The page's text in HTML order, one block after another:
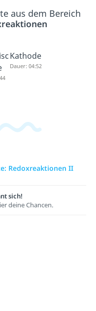
aus dem Bereich
Kathode
Dauer: 04:52
Redoxreaktionen II
sich!
deine Chancen.